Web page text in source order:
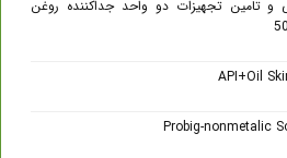
و تامین تجهیزات دو واحد جداکننده روغن